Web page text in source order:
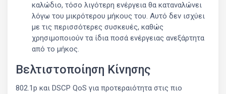
καλώδιο, τόσο λιγότερη ενέργεια θα καταναλώνει
λόγω του μικρότερου μήκους του. Αυτό δεν ισχύει
με τις περισσότερες συσκευές, καθώς
χρησιμοποιούν τα ίδια ποσά ενέργειας ανεξάρτητα
από το μήκος.
Βελτιστοποίηση Κίνησης
802.1p και DSCP QoS για προτεραιότητα στις πιο